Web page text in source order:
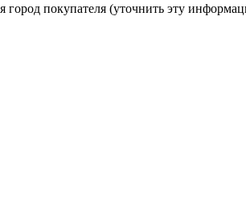
город покупателя (уточнить эту